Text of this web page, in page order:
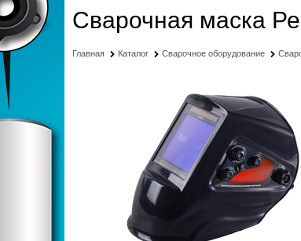
Сварочная маска
Главная Каталог Сварочное оборудование